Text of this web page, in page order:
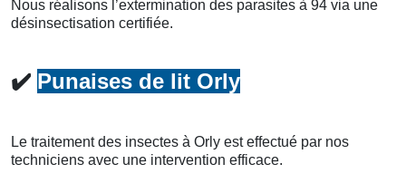
Nous réalisons l’extermination des parasites à 94 via une
désinsectisation certifiée.
✔️ Punaises de lit Orly
Le traitement des insectes à Orly est effectué par nos
techniciens avec une intervention efficace.